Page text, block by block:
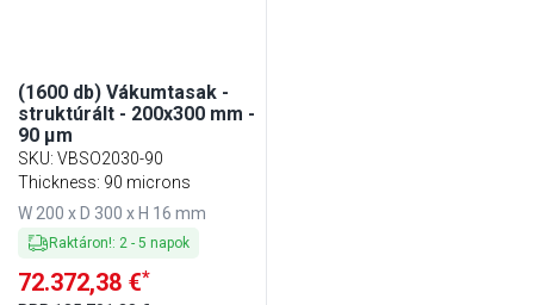
(1600 db) Vákumtasak -
struktúrált - 200x300 mm -
90 µm
SKU: VBSO2030-90
Thickness: 90 microns
W 200 x D 300 x H 16 mm
Raktáron!: 2- 5 napok
72.372,38 €*